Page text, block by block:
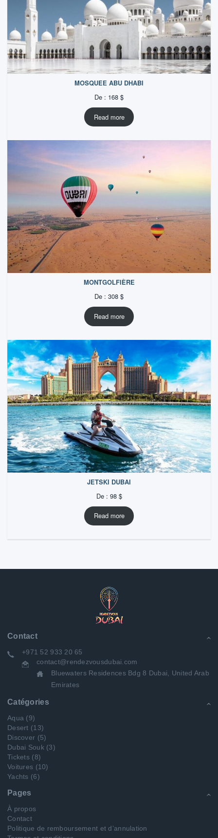
MOSQUEE ABU DHABI
De : 168 $
Read more
MONTGOLFIÈRE
De : 308 $
Read more
JETSKI DUBAI
De : 98 $
Read more
Contact
+971 52 933 20 65
contact@rendezvousdubai.com
Bluewaters Residences Bdg 8 Dubai, United Arab
Emirates
Catégories
Aqua (9)
Desert (13)
Discover (5)
Dubai Souk (3)
Tickets (8)
Voitures (10)
Yachts (6)
Pages
À propos
Contact
Politique de remboursement et d’annulation